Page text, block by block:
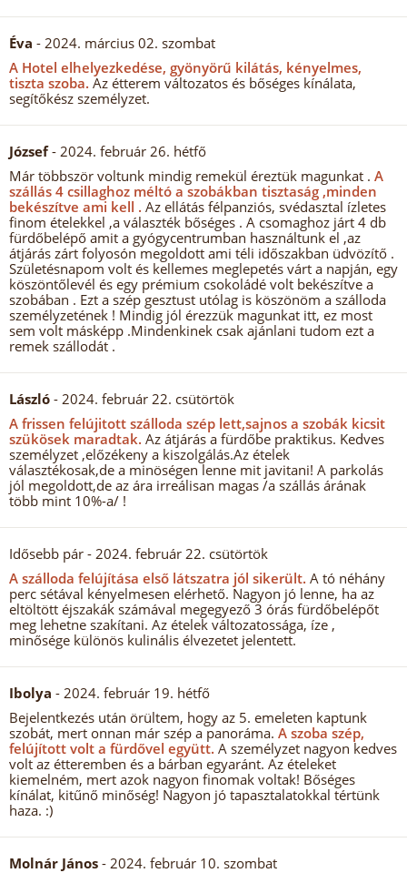
Éva - 2024. március 02. szombat
A Hotel elhelyezkedése, gyönyörű kilátás, kényelmes,
tiszta szoba. Az étterem változatos és bőséges kínálata,
segítőkész személyzet.
József- 2024. február 26. hétfő
Már többször voltunk mindig remekül éreztük magunkat . A
szállás 4 csillaghoz méltó a szobákban tisztaság ,minden
bekészítve ami kell . Az ellátás félpanziós, svédasztal ízletes
finom ételekkel ,a választék bőséges . A csomaghoz járt 4 db
fürdőbelépő amit a gyógycentrumban használtunk el ,az
átjárás zárt folyosón megoldott ami téli időszakban üdvözítő .
Születésnapom volt és kellemes meglepetés várt a napján, egy
köszöntőlevél és egy prémium csokoládé volt bekészítve a
szobában . Ezt a szép gesztust utólag is köszönöm a szálloda
személyzetének ! Mindig jól érezzük magunkat itt, ez most
sem volt másképp .Mindenkinek csak ajánlani tudom ezt a
remek szállodát .
László - 2024. február 22. csütörtök
A frissen felújitott szálloda szép lett,sajnos a szobák kicsit
szükösek maradtak. Az átjárás a fürdőbe praktikus. Kedves
személyzet ,előzékeny a kiszolgálás.Az ételek
választékosak,de a minöségen lenne mit javitani! A parkolás
jól megoldott,de az ára irreálisan magas /a szállás árának
több mint 10%-a/ !
Idősebb pár - 2024. február 22. csütörtök
A szálloda felújítása első látszatra jól sikerült. A tó néhány
perc sétával kényelmesen elérhető. Nagyon jó lenne, ha az
eltöltött éjszakák számával megegyező 3 órás fürdőbelépőt
meg lehetne szakítani. Az ételek változatossága, íze ,
minősége különös kulinális élvezetet jelentett.
Ibolya - 2024. február 19. hétfő
Bejelentkezés után örültem, hogy az 5. emeleten kaptunk
szobát, mert onnan már szép a panoráma. A szoba szép,
felújított volt a fürdővel együtt. A személyzet nagyon kedves
volt az étteremben és a bárban egyaránt. Az ételeket
kiemelném, mert azok nagyon finomak voltak! Bőséges
kínálat, kitűnő minőség! Nagyon jó tapasztalatokkal tértünk
haza. :)
Molnár János - 2024. február 10. szombat